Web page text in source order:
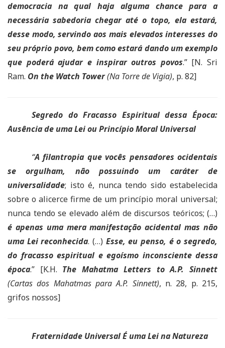
democracia na qual haja alguma chance para a
necessária sabedoria chegar até o topo, ela estará,
desse modo, servindo aos mais elevados interesses do
seu próprio povo, bem como estará dando um exemplo
que poderá ajudar e inspirar outros povos.” [N. Sri
Ram. On the Watch Tower(Na Torre de Vigia), p. 82]
Segredo do Fracasso Espiritual dessa Época:
Ausência de uma Lei ou Princípio Moral Universal
“A filantropia que vocês pensadores ocidentais
se orgulham, não possuindo um caráter de
universalidade; isto é, nunca tendo sido estabelecida
sobre o alicerce firme de um princípio moral universal;
nunca tendo se elevado além de discursos teóricos; (…)
é apenas uma mera manifestação acidental mas não
uma Lei reconhecida. (…) Esse, eu penso, é o segredo,
do fracasso espiritual e egoísmo inconsciente dessa
época.” [K.H. The Mahatma Letters to A.P. Sinnett
(Cartas dos Mahatmas para A.P. Sinnett), n. 28, p. 215,
grifos nossos]
Fraternidade Universal É uma Lei na Natureza